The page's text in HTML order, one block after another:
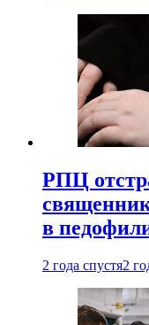
РПЦ
в
2 года спустя2